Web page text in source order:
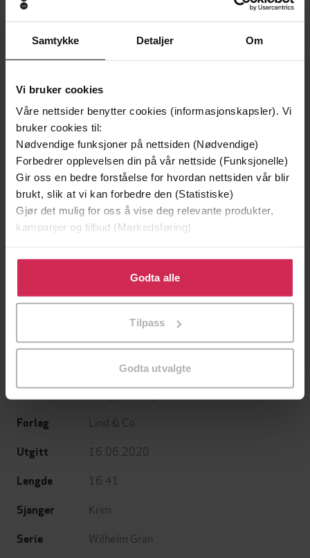
Samtykke Detaljer Om
Vi bruker cookies
Våre nettsider benytter cookies (informasjonskapsler). Vi
bruker cookies til:
Nødvendige funksjoner på nettsiden (Nødvendige)
Forbedrer opplevelsen din på vår nettside (Funksjonelle)
Gir oss en bedre forståelse for hvordan nettsiden vår blir
brukt, slik at vi kan forbedre den (Statistiske)
Gjør det mulig for oss å vise deg relevante produkter,
kampanjer og tilbud (Markedsføring)
Klikk på «Godta alle» for å gi oss ditt samtykke til å
bruke cookies for alle disse formålene. Du kan også
tilpasse ditt samtykke til spesifikke formål ved å klikke
Godta alle
Tilpass
Godta utvalgte
299,-
Jo Nesbø
Første gang på tilbud
Jussi Adler-Olsen
Undertittel kriminalroman
Erling Greftegreff(forfatter),
Duc(innleser)
Forlag Lind & Co
Utgitt 16.06.2020
Lengde 16:41
Sjanger Krim
Serie Wilhelm Gran